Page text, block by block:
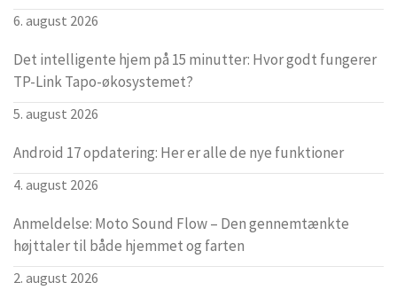
6. august 2026
Det intelligente hjem på 15 minutter: Hvor godt fungerer
TP-Link Tapo-økosystemet?
5. august 2026
Android 17 opdatering: Her er alle de nye funktioner
4. august 2026
Anmeldelse: Moto Sound Flow – Den gennemtænkte
højttaler til både hjemmet og farten
2. august 2026